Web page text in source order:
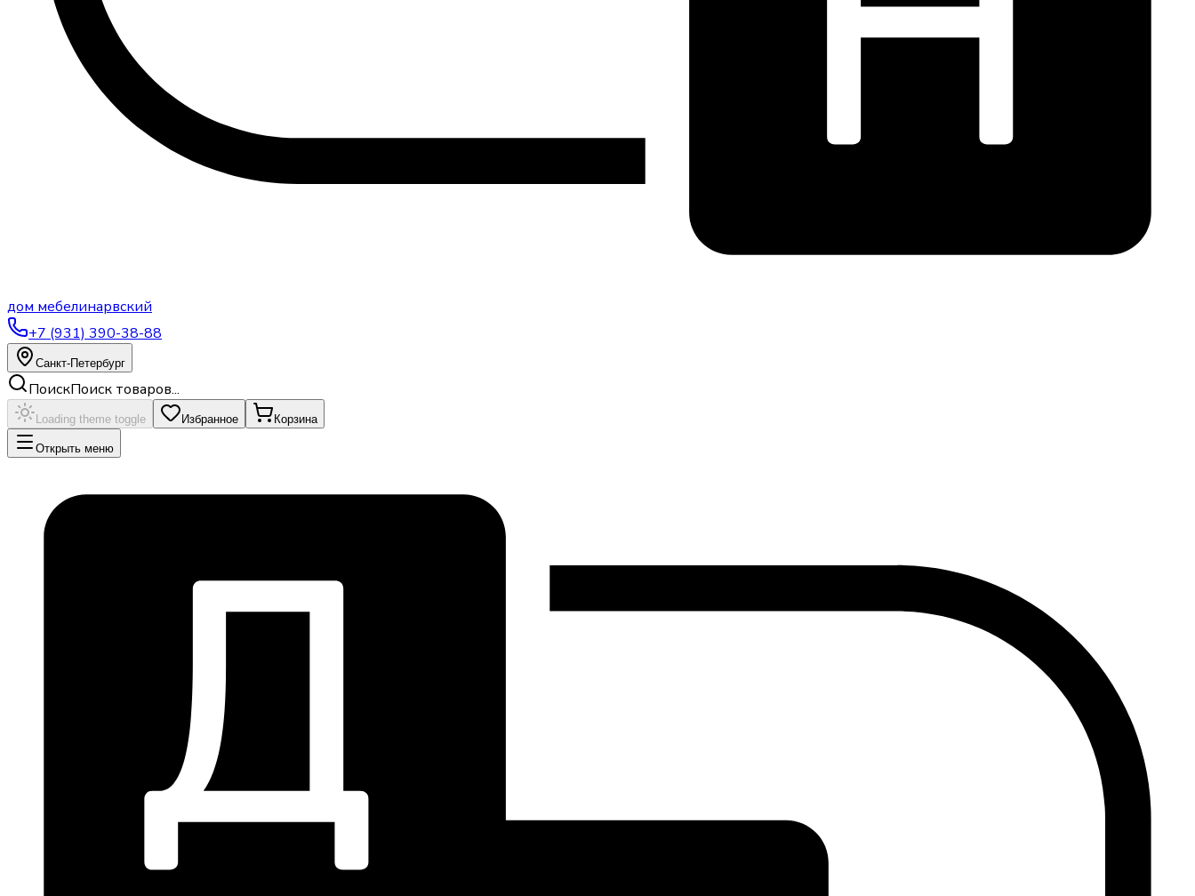
дом мебелинарвский
+7 (931) 390-38-88
Санкт-Петербург
ПоискПоиск товаров...
Loading theme toggle Избранное Корзина
Открыть меню